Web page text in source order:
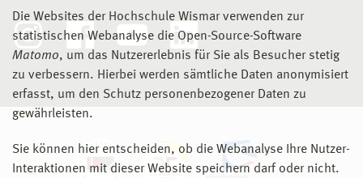
Die Websites der Hochschule Wismar verwenden zur
statistischen Webanalyse die Open-Source-Software
Matomo, um das Nutzererlebnis für Sie als Besucher stetig
zu verbessern. Hierbei werden sämtliche Daten anonymisiert
erfasst, um den Schutz personenbezogener Daten zu
gewährleisten.
Sie können hier entscheiden, ob die Webanalyse Ihre Nutzer-
Interaktionen mit dieser Website speichern darf oder nicht.